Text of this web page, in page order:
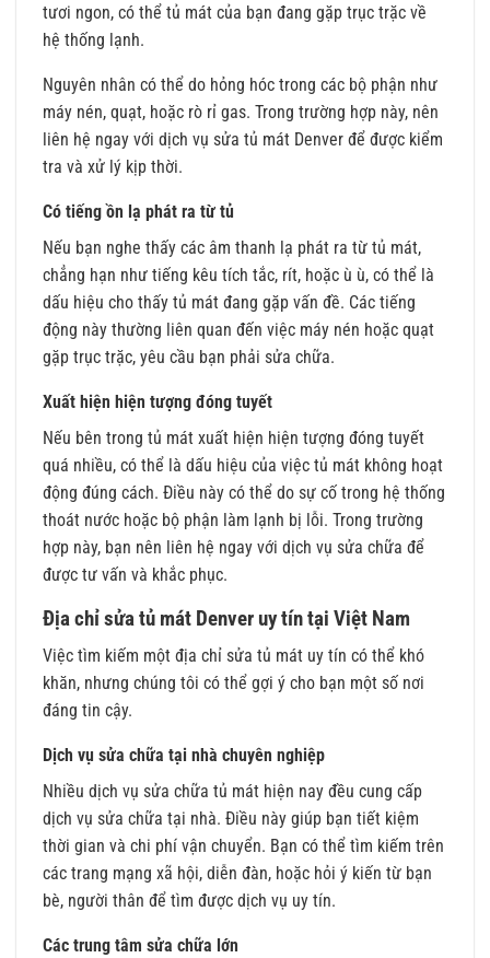
tươi ngon, có thể tủ mát của bạn đang gặp trục trặc về
hệ thống lạnh.
Nguyên nhân có thể do hỏng hóc trong các bộ phận như
máy nén, quạt, hoặc rò rỉ gas. Trong trường hợp này, nên
liên hệ ngay với dịch vụ sửa tủ mát Denver để được kiểm
tra và xử lý kịp thời.
Có tiếng ồn lạ phát ra từ tủ
Nếu bạn nghe thấy các âm thanh lạ phát ra từ tủ mát,
chẳng hạn như tiếng kêu tích tắc, rít, hoặc ù ù, có thể là
dấu hiệu cho thấy tủ mát đang gặp vấn đề. Các tiếng
động này thường liên quan đến việc máy nén hoặc quạt
gặp trục trặc, yêu cầu bạn phải sửa chữa.
Xuất hiện hiện tượng đóng tuyết
Nếu bên trong tủ mát xuất hiện hiện tượng đóng tuyết
quá nhiều, có thể là dấu hiệu của việc tủ mát không hoạt
động đúng cách. Điều này có thể do sự cố trong hệ thống
thoát nước hoặc bộ phận làm lạnh bị lỗi. Trong trường
hợp này, bạn nên liên hệ ngay với dịch vụ sửa chữa để
được tư vấn và khắc phục.
Địa chỉ sửa tủ mát Denver uy tín tại Việt Nam
Việc tìm kiếm một địa chỉ sửa tủ mát uy tín có thể khó
khăn, nhưng chúng tôi có thể gợi ý cho bạn một số nơi
đáng tin cậy.
Dịch vụ sửa chữa tại nhà chuyên nghiệp
Nhiều dịch vụ sửa chữa tủ mát hiện nay đều cung cấp
dịch vụ sửa chữa tại nhà. Điều này giúp bạn tiết kiệm
thời gian và chi phí vận chuyển. Bạn có thể tìm kiếm trên
các trang mạng xã hội, diễn đàn, hoặc hỏi ý kiến từ bạn
bè, người thân để tìm được dịch vụ uy tín.
Các trung tâm sửa chữa lớn